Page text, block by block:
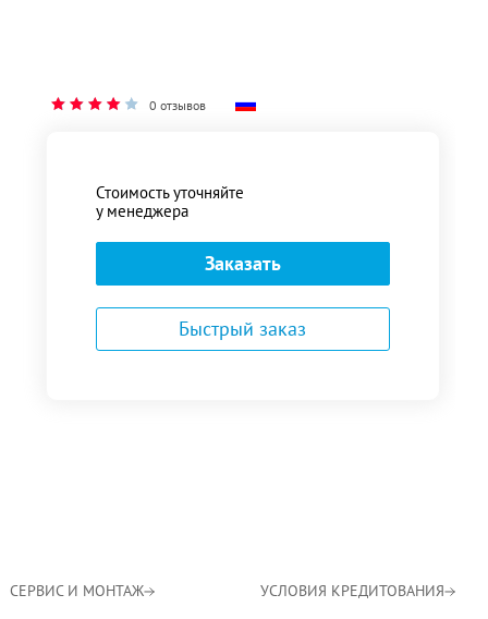
0 отзывов
Стоимость уточняйте
у менеджера
Заказать
Быстрый заказ
СЕРВИС И МОНТАЖ УСЛОВИЯ КРЕДИТОВАНИЯ